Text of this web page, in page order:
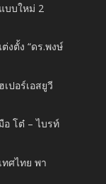
บบใหม่ 2
งตั้ง “ดร.พงษ์
เปอร์เอสยูวี
อ โต๋ – ไบรท์
ศไทย พา